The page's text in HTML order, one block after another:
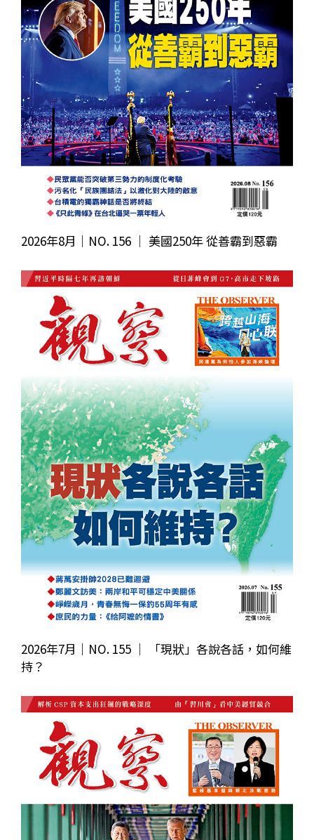
2026年8月｜NO. 156 │ 美國250年 從善霸到惡霸
2026年7月｜NO. 155 │ 「現狀」各說各話，如何維
持？